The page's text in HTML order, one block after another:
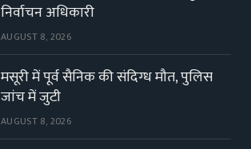
निर्वाचन अधिकारी
AUGUST 8, 2026
मसूरी में पूर्व सैनिक की संदिग्ध मौत, पुलिस
जांच में जुटी
AUGUST 8, 2026